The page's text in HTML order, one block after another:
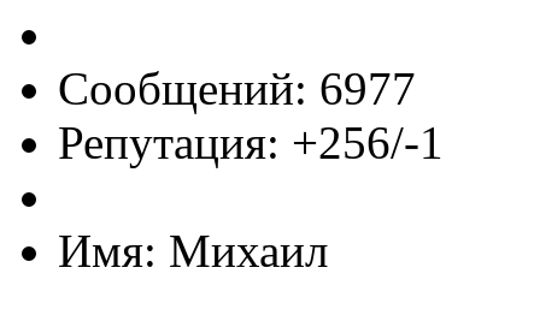
Сообщений: 6977
Репутация: +256/-1
Имя: Михаил